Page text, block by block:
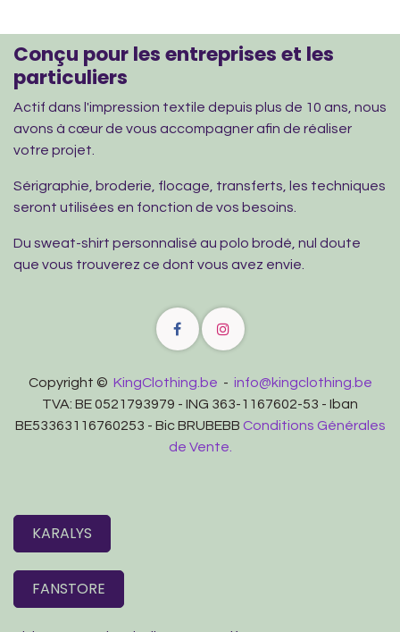
Conçu pour les entreprises et les
particuliers
Actif dans l'impression textile depuis plus de 10 ans, nous
avons à cœur de vous accompagner afin de réaliser
votre projet.
Sérigraphie, broderie, flocage, transferts, les techniques
seront utilisées en fonction de vos besoins.
Du sweat-shirt personnalisé au polo brodé, nul doute
que vous trouverez ce dont vous avez envie.
Copyright © KingClothing.be - info@kingclothing.be
TVA: BE 0521793979 - ING 363-1167602-53 - Iban
BE53363116760253 - Bic BRUBEBB Conditions Générales
de Vente.
KARALYS
FANSTORE